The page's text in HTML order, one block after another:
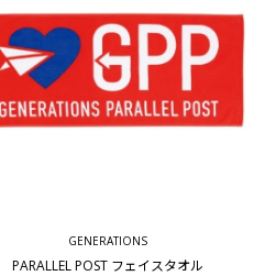
GENERATIONS
PARALLEL POST フェイスタオル